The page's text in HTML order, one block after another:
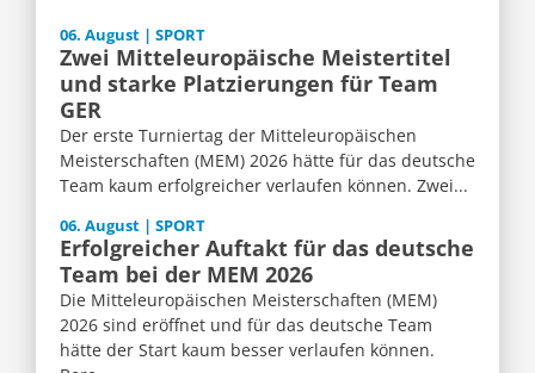
06. August | SPORT
Zwei Mitteleuropäische Meistertitel
und starke Platzierungen für Team
GER
Der erste Turniertag der Mitteleuropäischen
Meisterschaften (MEM) 2026 hätte für das deutsche
Team kaum erfolgreicher verlaufen können. Zwei...
06. August | SPORT
Erfolgreicher Auftakt für das deutsche
Team bei der MEM 2026
Die Mitteleuropäischen Meisterschaften (MEM)
2026 sind eröffnet und für das deutsche Team
hätte der Start kaum besser verlaufen können.